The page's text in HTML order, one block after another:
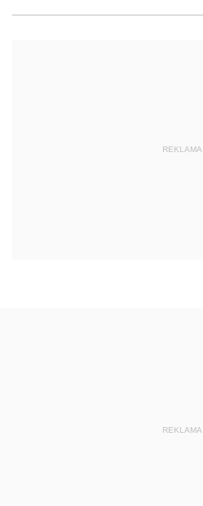
REKLAMA
REKLAMA